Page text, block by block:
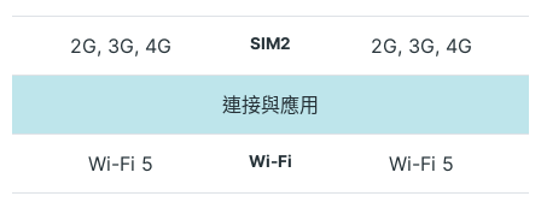
2G, 3G, 4G SIM2 2G, 3G, 4G
連接與應用
Wi-Fi 5 Wi-Fi Wi-Fi 5